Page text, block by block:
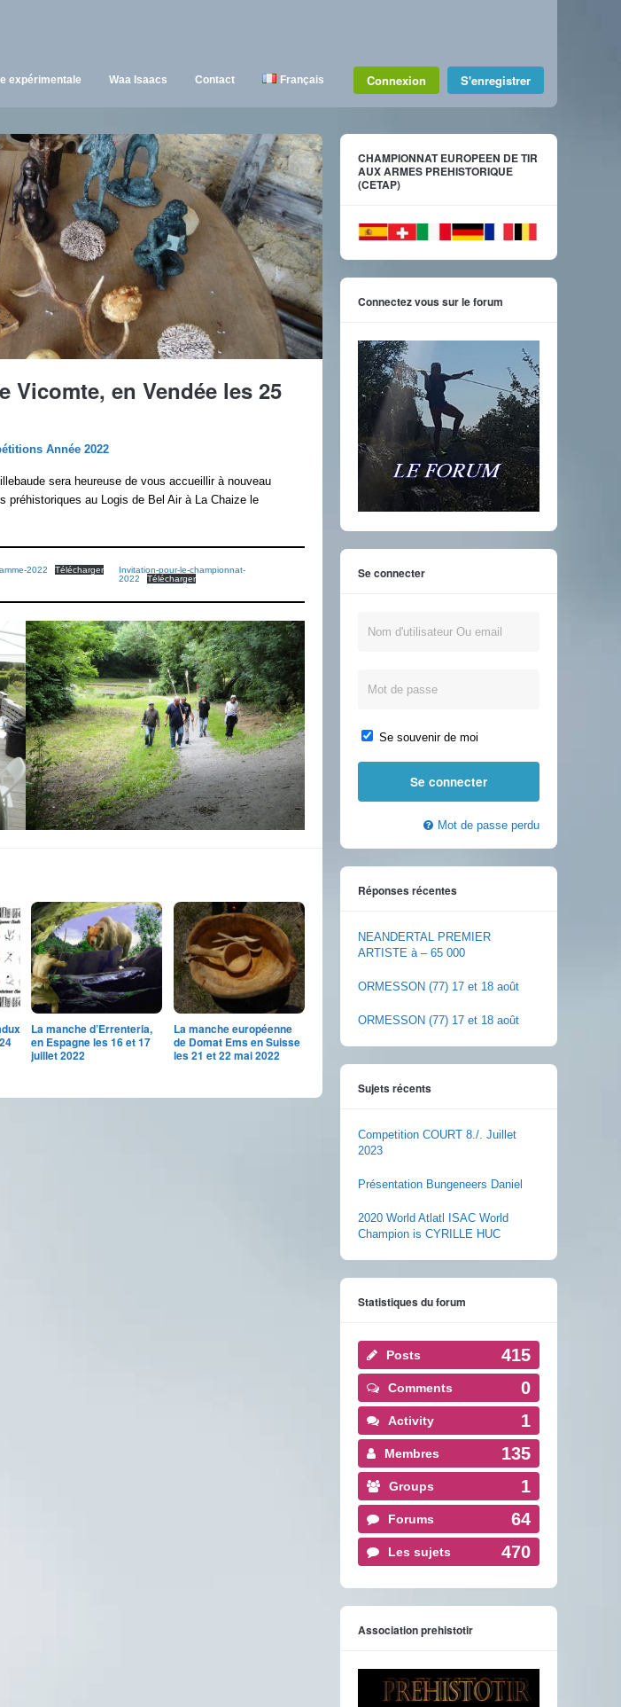
expérimentale Waa Isaacs Contact Français Connexion S'enregistrer
Vicomte, en Vendée les 25
Année 2022
sera heureuse de vous accueillir à nouveau
préhistoriques au Logis de Bel Air à La Chaize le
2022 Télécharger
Invitation-pour-le-championnat-
2022
Télécharger
La manche d’Errenteria,
en Espagne les 16 et 17
juillet 2022
La manche européenne
de Domat Ems en Suisse
les 21 et 22 mai 2022
CHAMPIONNAT EUROPEEN DE TIR
AUX ARMES PREHISTORIQUE
(CETAP)
Connectez vous sur le forum
Se connecter
Se souvenir de moi
Mot de passe perdu
Réponses récentes
NEANDERTAL PREMIER
ARTISTE à – 65 000
ORMESSON (77) 17 et 18 août
ORMESSON (77) 17 et 18 août
Sujets récents
Competition COURT 8./. Juillet
2023
Présentation Bungeneers Daniel
2020 World Atlatl ISAC World
Champion is CYRILLE HUC
Statistiques du forum
Posts 415
Comments 0
Activity 1
Membres 135
Groups 1
Forums 64
Les sujets 470
Association prehistotir